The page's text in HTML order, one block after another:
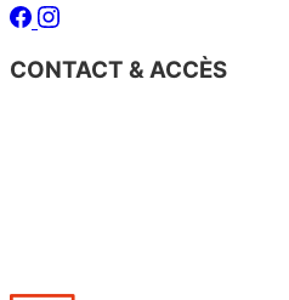
Facebook
Instagram
CONTACT & ACCÈS